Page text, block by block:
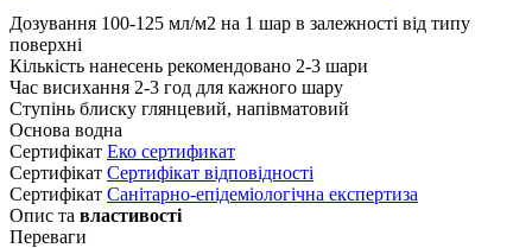
Дозування 100-125 мл/м2 на 1 шар в залежності від типу
поверхні
Кількість нанесень рекомендовано 2-3 шари
Час висихання 2-3 год для кажного шару
Ступінь блиску глянцевий, напівматовий
Основа водна
Сертифікат Еко сертификат
Сертифікат Cертифікат відповідності
Сертифікат Санітарно-епідеміологічна експертиза
Опис та властивості
Переваги